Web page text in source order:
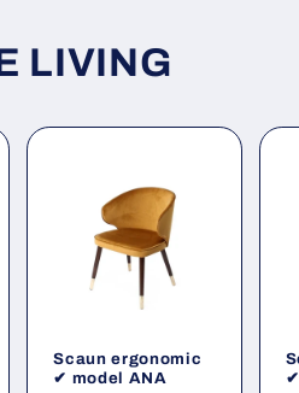
LIVING
Scaun ergonomic
✔ model ANA